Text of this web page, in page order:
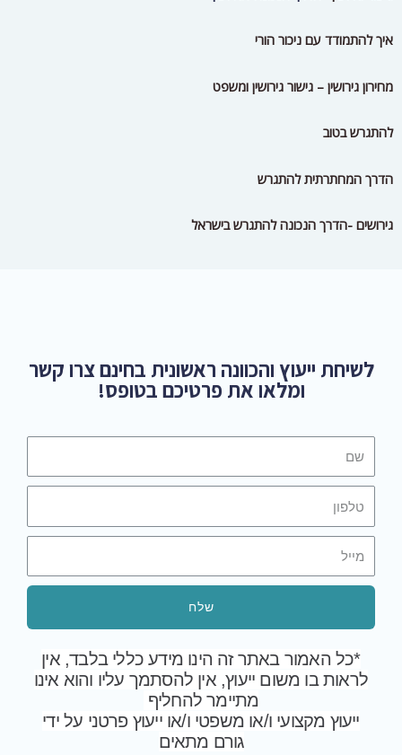
איך להתמודד עם ניכור הורי
מחירון גירושין – גישור גירושין ומשפט
להתגרש בטוב
הדרך המחתרתית להתגרש
גירושים -הדרך הנכונה להתגרש בישראל
לשיחת ייעוץ והכוונה ראשונית בחינם צרו קשר
ומלאו את פרטיכם בטופס!
שלח
*כל האמור באתר זה הינו מידע כללי בלבד, אין
לראות בו משום ייעוץ, אין להסתמך עליו והוא אינו
מתיימר להחליף
ייעוץ מקצועי ו/או משפטי ו/או ייעוץ פרטני על ידי
גורם מתאים